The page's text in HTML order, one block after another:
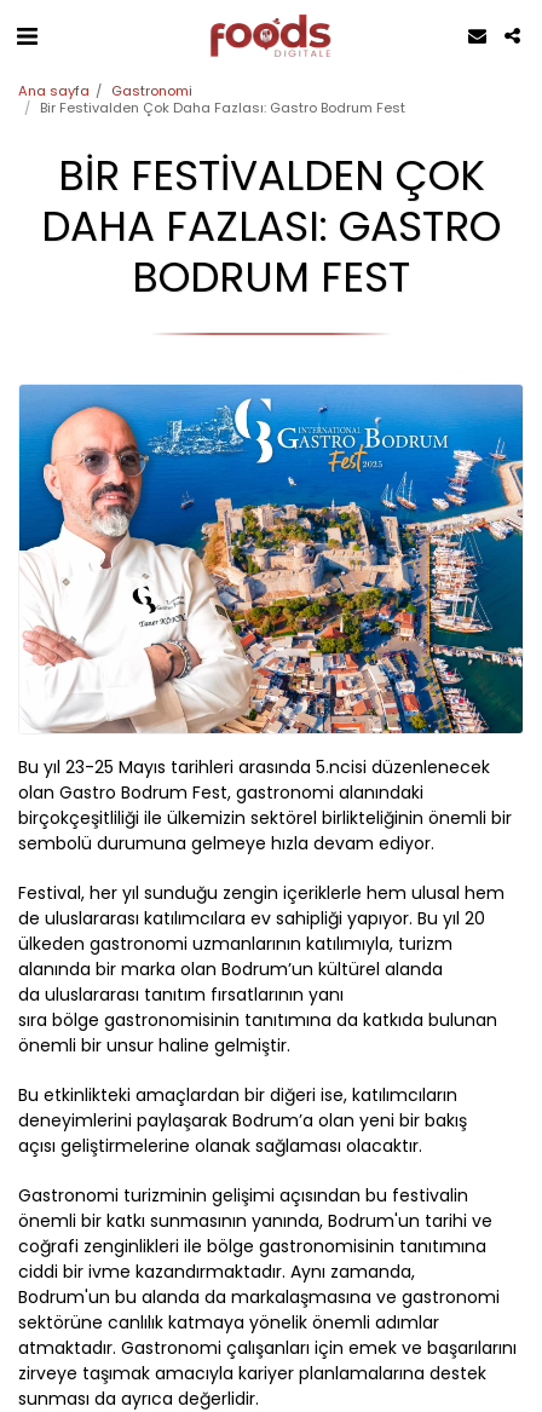
Ana sayfa
Gastronomi
Bir Festivalden Çok Daha Fazlası: Gastro Bodrum Fest
BIR FESTIVALDEN ÇOK
DAHA FAZLASI: GASTRO
BODRUM FEST
Bu yıl 23-25 Mayıs tarihleri arasında 5.ncisi düzenlenecek
olan Gastro Bodrum Fest, gastronomi alanındaki
birçokçeşitliliği ile ülkemizin sektörel birlikteliğinin önemli bir
sembolü durumuna gelmeye hızla devam ediyor.
Festival, her yıl sunduğu zengin içeriklerle hem ulusal hem
de uluslararası katılımcılara ev sahipliği yapıyor. Bu yıl 20
ülkeden gastronomi uzmanlarının katılımıyla, turizm
alanında bir marka olan Bodrum’un kültürel alanda
da uluslararası tanıtım fırsatlarının yanı
sıra bölge gastronomisinin tanıtımına da katkıda bulunan
önemli bir unsur haline gelmiştir.
Bu etkinlikteki amaçlardan bir diğeri ise, katılımcıların
deneyimlerini paylaşarak Bodrum’a olan yeni bir bakış
açısı geliştirmelerine olanak sağlaması olacaktır.
Gastronomi turizminin gelişimi açısından bu festivalin
önemli bir katkı sunmasının yanında, Bodrum'un tarihi ve
coğrafi zenginlikleri ile bölge gastronomisinin tanıtımına
ciddi bir ivme kazandırmaktadır. Aynı zamanda,
Bodrum'un bu alanda da markalaşmasına ve gastronomi
sektörüne canlılık katmaya yönelik önemli adımlar
atmaktadır. Gastronomi çalışanları için emek ve başarılarını
zirveye taşımak amacıyla kariyer planlamalarına destek
sunması da ayrıca değerlidir.